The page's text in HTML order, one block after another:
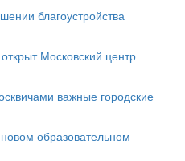
благоустройства
Московский центр
важные городские
образовательном